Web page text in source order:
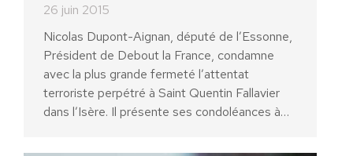
26 juin 2015
Nicolas Dupont-Aignan, député de l’Essonne,
Président de Debout la France, condamne
avec la plus grande fermeté l’attentat
terroriste perpétré à Saint Quentin Fallavier
dans l’Isère. Il présente ses condoléances à…